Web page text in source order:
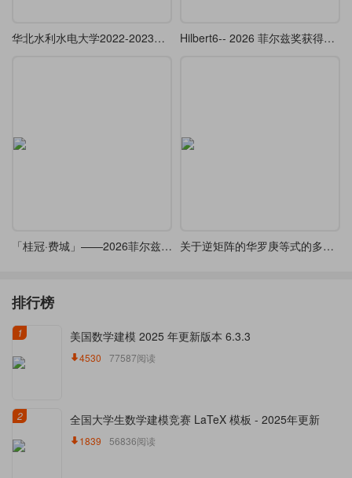
华北水利水电大学2022-2023学年非官方Beamer模板 Hilbert6-- 2026 菲尔兹奖获得者邓煜学术报告的 beamer （复刻 ）
「桂冠·费城」——2026菲尔兹奖Beamer主题 关于逆矩阵的华罗庚等式的多种解法
排行榜
1 美国数学建模 2025 年更新版本 6.3.3
4530 77587阅读
2 全国大学生数学建模竞赛 LaTeX 模板 - 2025年更新
1839 56836阅读